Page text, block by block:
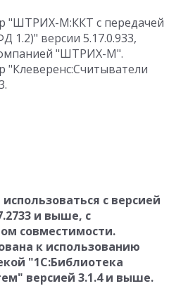
"ШТРИХ-М:ККТ с передачей
версии 5.17.0.933,
"ШТРИХ-М".
"Клеверенс:Считыватели
с версией
и выше, с
совместимости.
к использованию
"1С:Библиотека
версией 3.1.4 и выше.